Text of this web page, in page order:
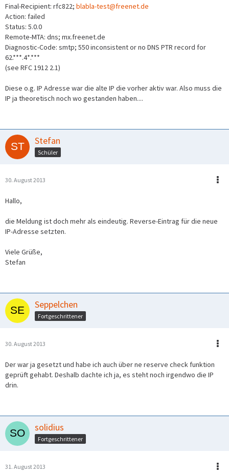
Final-Recipient: rfc822; blabla-test@freenet.de
Action: failed
Status: 5.0.0
Remote-MTA: dns; mx.freenet.de
Diagnostic-Code: smtp; 550 inconsistent or no DNS PTR record for
62.***.4*.***
(see RFC 1912 2.1)
Diese o.g. IP Adresse war die alte IP die vorher aktiv war. Also muss die
IP ja theoretisch noch wo gestanden haben....
Stefan
Schüler
30. August 2013
Hallo,
die Meldung ist doch mehr als eindeutig. Reverse-Eintrag für die neue
IP-Adresse setzten.
Viele Grüße,
Stefan
Seppelchen
Fortgeschrittener
30. August 2013
Der war ja gesetzt und habe ich auch über ne reserve check funktion
geprüft gehabt. Deshalb dachte ich ja, es steht noch irgendwo die IP
drin.
solidius
Fortgeschrittener
31. August 2013